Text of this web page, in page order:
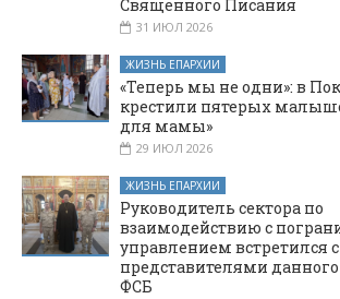
Священного Писания
31 ИЮЛ 2026
ЖИЗНЬ ЕПАРХИИ
«Теперь мы не одни»: в
крестили пятерых
для мамы»
29 ИЮЛ 2026
ЖИЗНЬ ЕПАРХИИ
Руководитель сектора по
взаимодействию с
управлением встретился с
представителями
ФСБ